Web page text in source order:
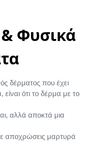
Φυσικά
δέρματος που έχει
είναι ότι το δέρμα με το
αλλά αποκτά μια
αποχρώσεις μαρτυρά